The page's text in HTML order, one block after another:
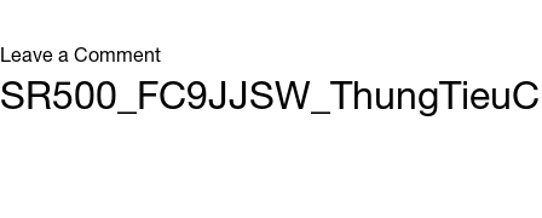
Leave a Commenton
SR500_FC9JJSW_ThungTieuChuan_4